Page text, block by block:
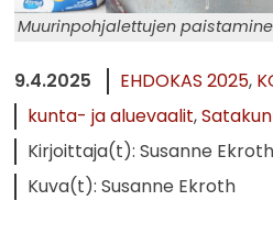
Muurinpohjalettujen
9.4.2025 EHDOKAS 2025
kunta- ja aluevaalit
Kirjoittaja(t): Susanne Ekroth
Kuva(t): Susanne Ekroth